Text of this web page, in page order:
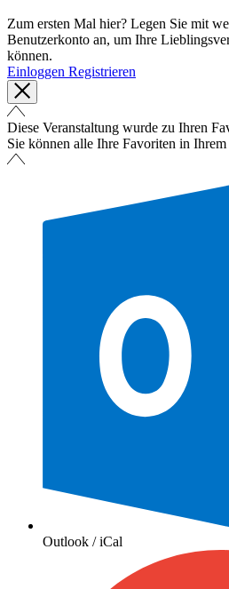
Zum ersten Mal hier? Legen Sie mit
Benutzerkonto an, um Ihre
können.
Einloggen Registrieren
Diese Veranstaltung wurde zu Ihren
Sie können alle Ihre Favoriten in
Outlook / iCal